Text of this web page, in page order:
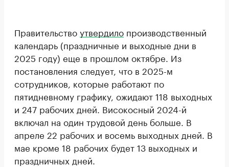
Правительствоутвердило производственный
календарь (праздничные и выходные дни в
2025 году) еще в прошлом октябре. Из
постановления следует, что в 2025-м
сотрудников, которые работают по
пятидневному графику, ожидают 118 выходных
и 247 рабочих дней. Високосный 2024-й
включал на один трудовой день больше. В
апреле 22 рабочих и восемь выходных дней. В
мае кроме 18 рабочих будет 13 выходных и
праздничных дней.